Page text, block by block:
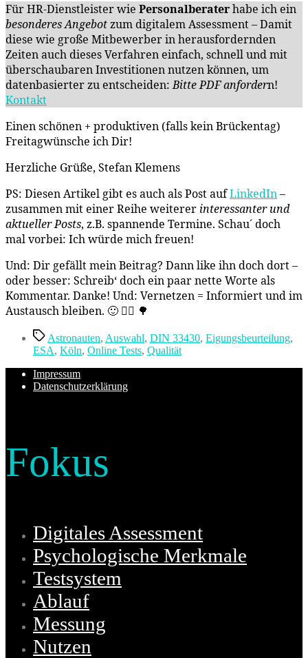
Für HR-Dienstleister wie Personalberaterhabe ich ein
besonderes Angebotzum digitalem Assessment – Damit
diese wie große Mitbewerber in herausfordernden
Zeiten auch dieses Verfahren einfach, schnell und mit
überschaubaren Investitionen nutzen können, um
datenbasierter zu entscheiden:Bitte PDF anfordern!
Kontakt
Einen schönen + produktiven (falls kein Brückentag)
Freitagwünsche ich Dir!
Herzliche Grüße, Stefan Klemens
PS: Diesen Artikel gibt es auch als Post aufLinkedIn–
zusammen mit einer Reihe weiterer interessanter und
aktueller Posts, z.B. spannende Termine. Schau´ doch
mal vorbei: Ich würde mich freuen!
Und: Dir gefällt mein Beitrag? Dann like ihn doch dort –
oder besser: Schreib‘ doch ein paar nette Worte als
Kommentar. Danke! Und: Vernetzen = Informiert und im
Austausch bleiben. 🙂 💁‍♂️ 🌳
Schlagwörter
Astronauten, Auswahl, DIN 33430, Eigungsbeurteilung,
ESA, Köln, Online Tests, Qualität
Impressum
Datenschutzerklärung
Fokus
Digitales Assessment
Psychologische Merkmale
Testsystem
Ablauf
Messung
Nutzen